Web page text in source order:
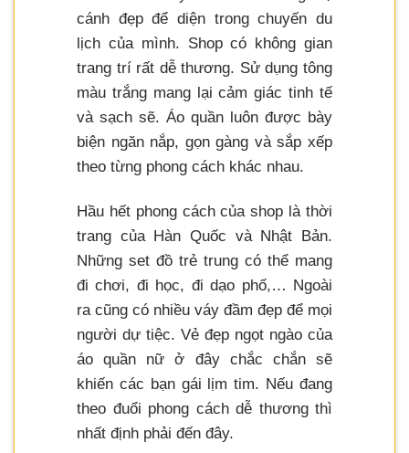
cánh đẹp để diện trong chuyến du
lịch của mình. Shop có không gian
trang trí rất dễ thương. Sử dụng tông
màu trắng mang lại cảm giác tinh tế
và sạch sẽ. Áo quần luôn được bày
biện ngăn nắp, gọn gàng và sắp xếp
theo từng phong cách khác nhau.
Hầu hết phong cách của shop là thời
trang của Hàn Quốc và Nhật Bản.
Những set đồ trẻ trung có thể mang
đi chơi, đi học, đi dạo phố,… Ngoài
ra cũng có nhiều váy đầm đẹp để mọi
người dự tiệc. Vẻ đẹp ngọt ngào của
áo quần nữ ở đây chắc chắn sẽ
khiến các bạn gái lịm tim. Nếu đang
theo đuổi phong cách dễ thương thì
nhất định phải đến đây.